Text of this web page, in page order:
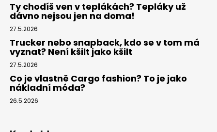
Ty chodíš ven v teplákách? Tepláky už
dávno nejsou jen na doma!
27.5.2026
Trucker nebo snapback, kdo se v tom má
vyznat? Není kšilt jako kšilt
27.5.2026
Co je vlastně Cargo fashion? To je jako
nákladní móda?
26.5.2026